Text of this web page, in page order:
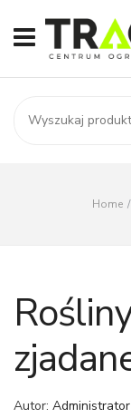
START
SKLEP
Home /
Autor: Administrator